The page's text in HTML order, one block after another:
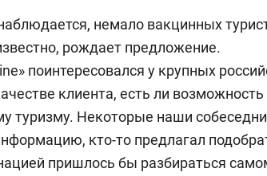
немало вакцинных
рождает предложение.
поинтересовался у крупных
клиента, есть ли возможность
туризму. Некоторые наши
кто-то предлагал
пришлось бы разбираться